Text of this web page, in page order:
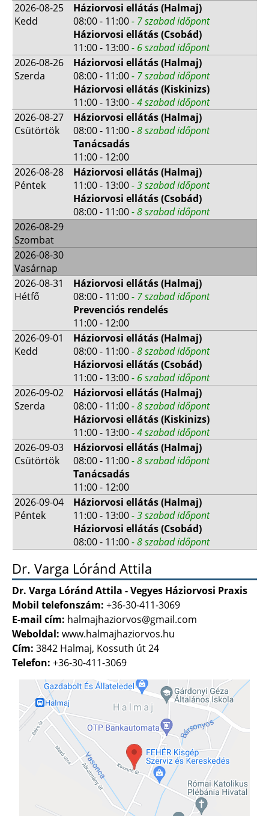
2026-08-25
Kedd
Háziorvosi ellátás (Halmaj)
08:00 - 11:00- 7 szabad időpont
Háziorvosi ellátás (Csobád)
11:00 - 13:00- 6 szabad időpont
2026-08-26
Szerda
Háziorvosi ellátás (Halmaj)
08:00 - 11:00- 7 szabad időpont
Háziorvosi ellátás (Kiskinizs)
11:00 - 13:00- 4 szabad időpont
2026-08-27
Csütörtök
Háziorvosi ellátás (Halmaj)
08:00 - 11:00- 8 szabad időpont
Tanácsadás
11:00 - 12:00
2026-08-28
Péntek
Háziorvosi ellátás (Halmaj)
11:00 - 13:00- 3 szabad időpont
Háziorvosi ellátás (Csobád)
08:00 - 11:00- 8 szabad időpont
2026-08-29
Szombat
2026-08-30
Vasárnap
2026-08-31
Hétfő
Háziorvosi ellátás (Halmaj)
08:00 - 11:00- 7 szabad időpont
Prevenciós rendelés
11:00 - 12:00
2026-09-01
Kedd
Háziorvosi ellátás (Halmaj)
08:00 - 11:00- 8 szabad időpont
Háziorvosi ellátás (Csobád)
11:00 - 13:00- 6 szabad időpont
2026-09-02
Szerda
Háziorvosi ellátás (Halmaj)
08:00 - 11:00- 8 szabad időpont
Háziorvosi ellátás (Kiskinizs)
11:00 - 13:00- 4 szabad időpont
2026-09-03
Csütörtök
Háziorvosi ellátás (Halmaj)
08:00 - 11:00- 8 szabad időpont
Tanácsadás
11:00 - 12:00
2026-09-04
Péntek
Háziorvosi ellátás (Halmaj)
11:00 - 13:00- 3 szabad időpont
Háziorvosi ellátás (Csobád)
08:00 - 11:00- 8 szabad időpont
Dr. Varga Lóránd Attila
Dr. Varga Lóránd Attila - Vegyes Háziorvosi Praxis
Mobil telefonszám: +36-30-411-3069
E-mail cím: halmajhaziorvos@gmail.com
Weboldal: www.halmajhaziorvos.hu
Cím: 3842 Halmaj, Kossuth út 24
Telefon: +36-30-411-3069